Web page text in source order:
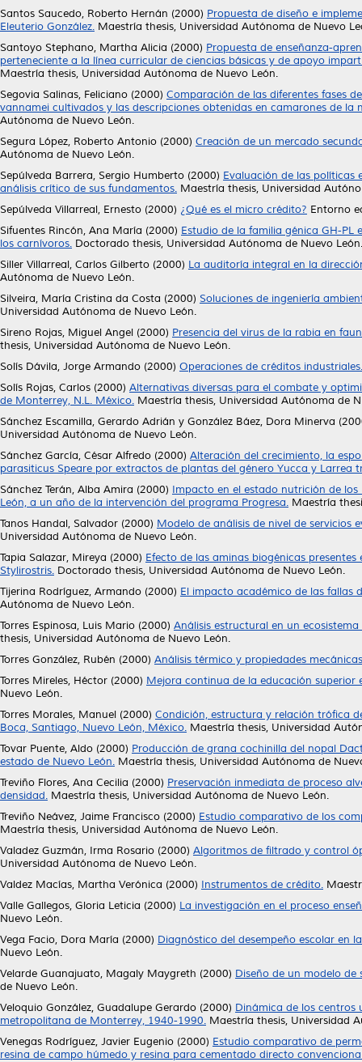
Santos Saucedo, Roberto Hernán (2000) Propuesta de diseño e
Eleuterio González. Maestría thesis, Universidad Autónoma de Nuevo
Santoyo Stephano, Martha Alicia (2000) Propuesta de enseñanza-
perteneciente a la línea curricular de ciencias básicas y de apoyo
Maestría thesis, Universidad Autónoma de Nuevo León.
Segovia Salinas, Feliciano (2000) Comparación de las diferentes fases
vannamei cultivados y las descripciones obtenidas en camarones de la
Autónoma de Nuevo León.
Segura López, Roberto Antonio (2000) Creación de un mercado
Autónoma de Nuevo León.
Sepúlveda Barrera, Sergio Humberto (2000) Evaluación de las políticas
análisis crítico de sus fundamentos. Maestría thesis, Universidad
Sepúlveda Villarreal, Ernesto (2000) ¿Qué es el micro crédito? Entorno
Sifuentes Rincón, Ana María (2000) Estudio de la familia génica GH-PL
los carnívoros. Doctorado thesis, Universidad Autónoma de Nuevo León.
Siller Villarreal, Carlos Gilberto (2000) La auditoría integral en la
Autónoma de Nuevo León.
Silveira, María Cristina da Costa (2000) Soluciones de ingeniería
Universidad Autónoma de Nuevo León.
Sireno Rojas, Miguel Angel (2000) Presencia del virus de la rabia en
thesis, Universidad Autónoma de Nuevo León.
Solís Dávila, Jorge Armando (2000) Operaciones de créditos industriales.
Solís Rojas, Carlos (2000) Alternativas diversas para el combate y
de Monterrey, N.L. México. Maestría thesis, Universidad Autónoma de
Sánchez Escamilla, Gerardo Adrián y González Báez, Dora Minerva
Universidad Autónoma de Nuevo León.
Sánchez García, César Alfredo (2000) Alteración del crecimiento, la
parasiticus Speare por extractos de plantas del género Yucca y Larrea
Sánchez Terán, Alba Amira (2000) Impacto en el estado nutrición de
León, a un año de la intervención del programa Progresa. Maestría
Tanos Handal, Salvador (2000) Modelo de análisis de nivel de servicios
Universidad Autónoma de Nuevo León.
Tapia Salazar, Mireya (2000) Efecto de las aminas biogénicas
Stylirostris. Doctorado thesis, Universidad Autónoma de Nuevo León.
Tijerina Rodríguez, Armando (2000) El impacto académico de las fallas
Autónoma de Nuevo León.
Torres Espinosa, Luis Mario (2000) Análisis estructural en un
thesis, Universidad Autónoma de Nuevo León.
Torres González, Rubén (2000) Análisis térmico y propiedades
Torres Mireles, Héctor (2000) Mejora continua de la educación superior
Nuevo León.
Torres Morales, Manuel (2000) Condición, estructura y relación trófica
Boca, Santiago, Nuevo León, México. Maestría thesis, Universidad
Tovar Puente, Aldo (2000) Producción de grana cochinilla del nopal
estado de Nuevo León. Maestría thesis, Universidad Autónoma de
Treviño Flores, Ana Cecilia (2000) Preservación inmediata de proceso
densidad. Maestría thesis, Universidad Autónoma de Nuevo León.
Treviño Neávez, Jaime Francisco (2000) Estudio comparativo de los
Maestría thesis, Universidad Autónoma de Nuevo León.
Valadez Guzmán, Irma Rosario (2000) Algoritmos de filtrado y control
Universidad Autónoma de Nuevo León.
Valdez Macías, Martha Verónica (2000) Instrumentos de crédito.
Valle Gallegos, Gloria Leticia (2000) La investigación en el proceso
Nuevo León.
Vega Facio, Dora María (2000) Diagnóstico del desempeño escolar en
Nuevo León.
Velarde Guanajuato, Magaly Maygreth (2000) Diseño de un modelo de
de Nuevo León.
Veloquio González, Guadalupe Gerardo (2000) Dinámica de los centros
metropolitana de Monterrey, 1940-1990. Maestría thesis, Universidad
Venegas Rodríguez, Javier Eugenio (2000) Estudio comparativo de
resina de campo húmedo y resina para cementado directo